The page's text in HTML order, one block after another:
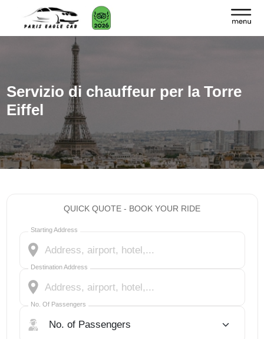
Servizio di chauffeur per la Torre
Eiffel
QUICK QUOTE - BOOK YOUR RIDE
Starting Address
Destination Address
No. Of Passengers
No. Of Passengers